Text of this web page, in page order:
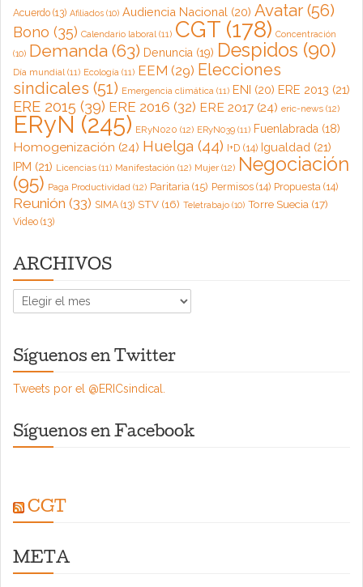
Acuerdo (13) Afiliados (10) Audiencia Nacional (20) Avatar (56)
Bono (35) Calendario laboral(11) CGT (178) Concentración
(10) Demanda (63) Denuncia (19) Despidos (90)
Día mundial(11) Ecología (11) EEM (29) Elecciones
sindicales (51) Emergencia climática (11) ENI (20) ERE 2013 (21)
ERE 2015 (39) ERE 2016 (32) ERE 2017 (24) eric-news (12)
ERyN (245) ERyN020 (12) ERyN039 (11) Fuenlabrada (18)
Homogenización (24) Huelga (44) I+D (14) Igualdad (21)
IPM (21) Licencias (11) Manifestación (12) Mujer(12) Negociación
(95) Paga Productividad (12) Paritaria (15) Permisos (14) Propuesta (14)
Reunión (33) SIMA (13) STV (16) Teletrabajo (10) Torre Suecia (17)
Video (13)
ARCHIVOS
ARCHIVOS
Síguenos en Twitter
Tweets por el @ERICsindical.
Síguenos en Facebook
CGT
META